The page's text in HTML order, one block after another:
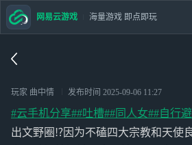
玩家 曲中情 发布时间 2025-09-06 11:27
#云手机分享##吐槽##同人女##自行
出文野圈⁉️因为不磕四大宗教和天使
网易云游戏 海量游戏 即点即玩